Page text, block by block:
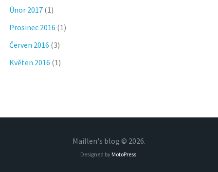
Únor 2017 (1)
Prosinec 2016 (1)
Červen 2016 (3)
Květen 2016 (1)
Maillen's blog © 2026.
Designed by MotoPress.